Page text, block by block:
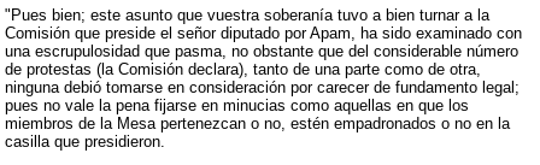
"Pues bien; este asunto que vuestra soberanía tuvo a bien turnar a la
Comisión que preside el señor diputado por Apam, ha sido examinado con
una escrupulosidad que pasma, no obstante que del considerable número
de protestas (la Comisión declara), tanto de una parte como de otra,
ninguna debió tomarse en consideración por carecer de fundamento legal;
pues no vale la pena fijarse en minucias como aquellas en que los
miembros de la Mesa pertenezcan o no, estén empadronados o no en la
casilla que presidieron.